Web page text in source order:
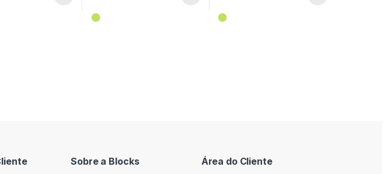
⬤ ⬤
Sobre a Blocks Área do Cliente